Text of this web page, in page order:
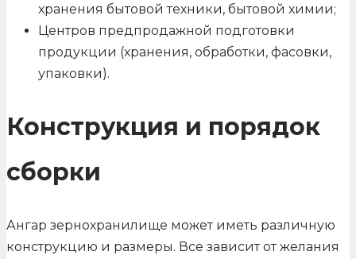
хранения бытовой техники, бытовой химии;
Центров предпродажной подготовки
продукции (хранения, обработки, фасовки,
упаковки).
Конструкция и порядок
сборки
Ангар зернохранилище может иметь различную
конструкцию и размеры. Все зависит от желания